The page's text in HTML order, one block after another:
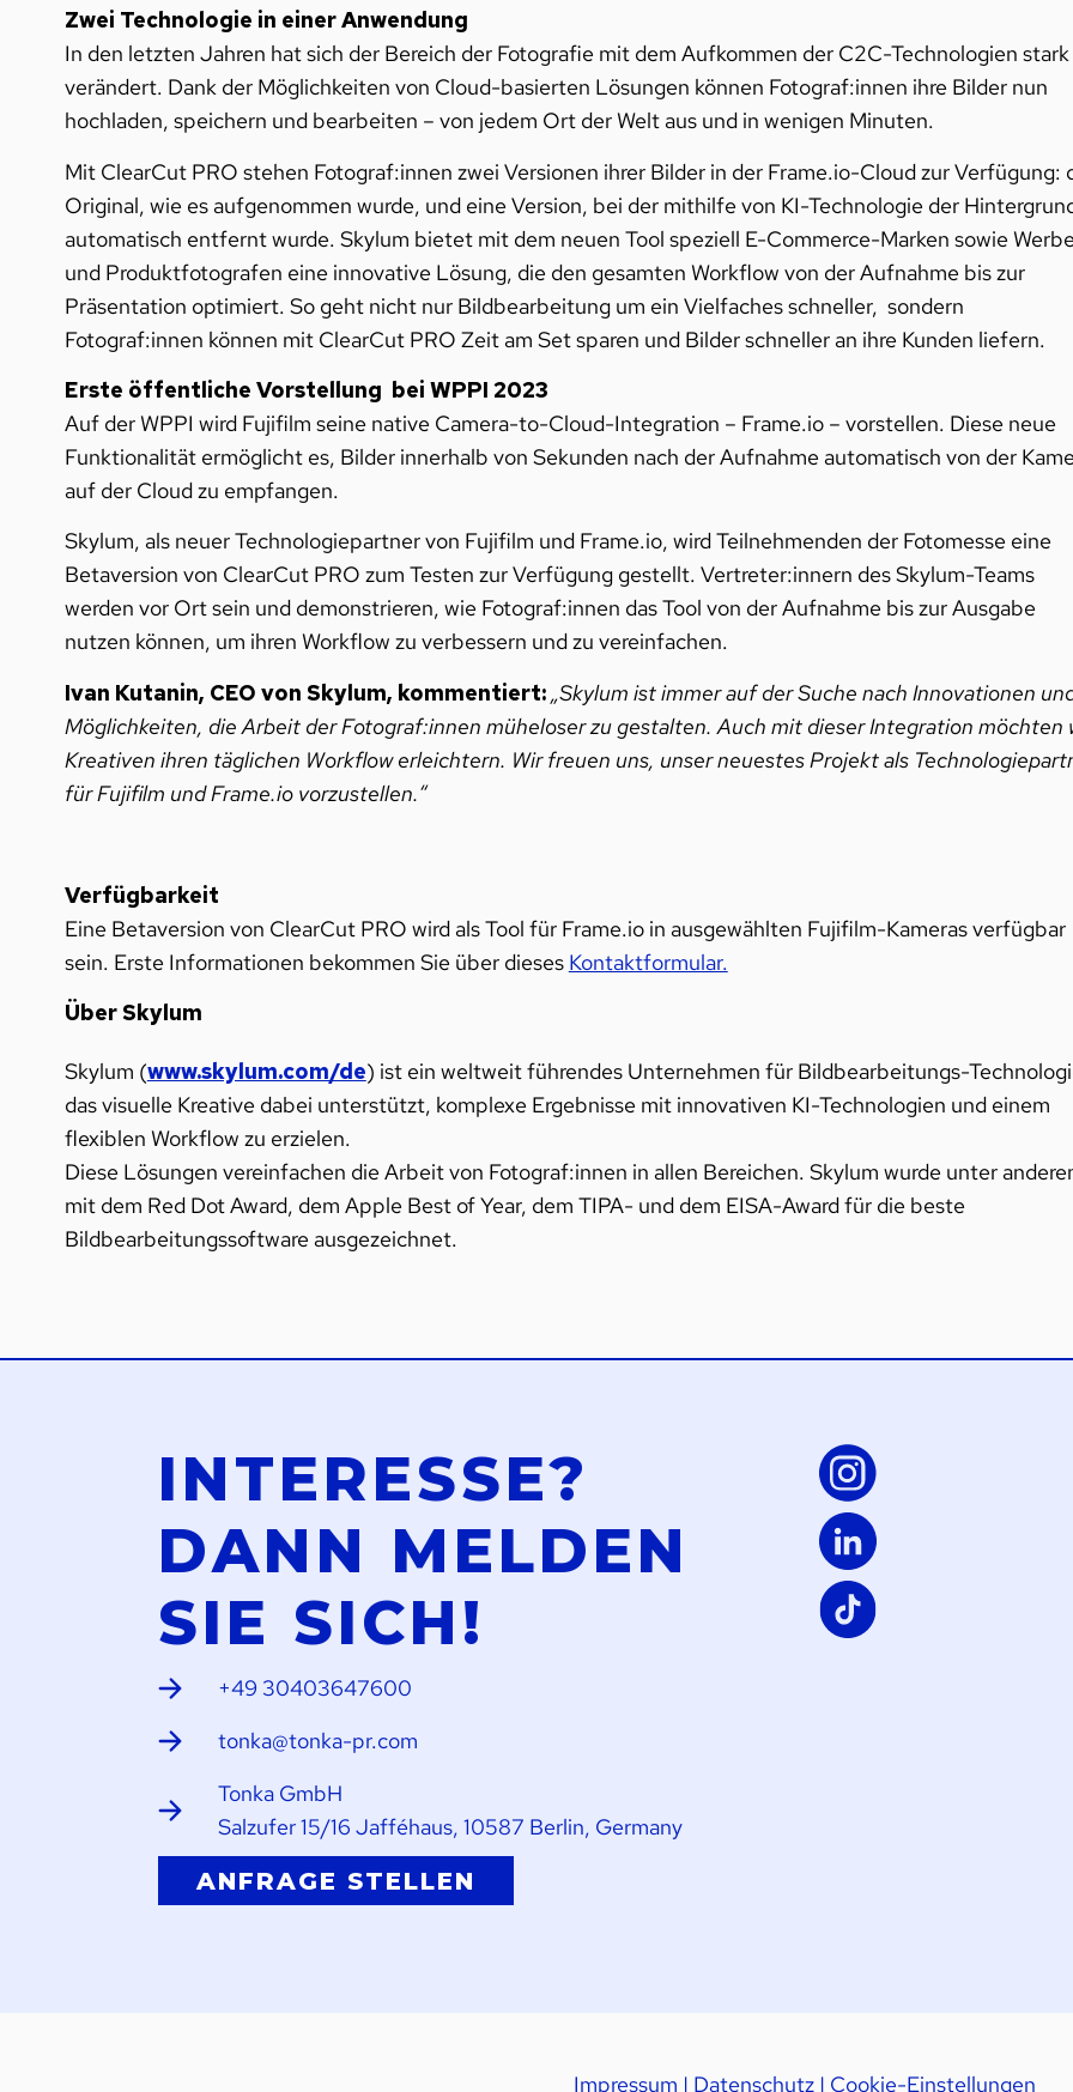
Zwei Technologie in einer Anwendung
In den letzten Jahren hat sich der Bereich der Fotografie mit dem Aufkommen der C2C-Technologien stark
verändert. Dank der Möglichkeiten von Cloud-basierten Lösungen können Fotograf:innen ihre Bilder nun
hochladen, speichern und bearbeiten – von jedem Ort der Welt aus und in wenigen Minuten.
Mit ClearCut PRO stehen Fotograf:innen zwei Versionen ihrer Bilder in der Frame.io-Cloud zur Verfügung:
Original, wie es aufgenommen wurde, und eine Version, bei der mithilfe von KI-Technologie der
automatisch entfernt wurde. Skylum bietet mit dem neuen Tool speziell E-Commerce-Marken sowie
und Produktfotografen eine innovative Lösung, die den gesamten Workflow von der Aufnahme bis zur
Präsentation optimiert. So geht nicht nur Bildbearbeitung um ein Vielfaches schneller, sondern
Fotograf:innen können mit ClearCut PRO Zeit am Set sparen und Bilder schneller an ihre Kunden liefern.
Erste öffentliche Vorstellung bei WPPI 2023
Auf der WPPI wird Fujifilm seine native Camera-to-Cloud-Integration – Frame.io – vorstellen. Diese neue
Funktionalität ermöglicht es, Bilder innerhalb von Sekunden nach der Aufnahme automatisch von der
auf der Cloud zu empfangen.
Skylum, als neuer Technologiepartner von Fujifilm und Frame.io, wird Teilnehmenden der Fotomesse eine
Betaversion von ClearCut PRO zum Testen zur Verfügung gestellt. Vertreter:innern des Skylum-Teams
werden vor Ort sein und demonstrieren, wie Fotograf:innen das Tool von der Aufnahme bis zur Ausgabe
nutzen können, um ihren Workflow zu verbessern und zu vereinfachen.
Ivan Kutanin, CEO von Skylum, kommentiert:„Skylum ist immer auf der Suche nach Innovationen
Möglichkeiten, die Arbeit der Fotograf:innen müheloser zu gestalten. Auch mit dieser Integration möchten
Kreativen ihren täglichen Workflow erleichtern. Wir freuen uns, unser neuestes Projekt als
für Fujifilm und Frame.io vorzustellen.“
Verfügbarkeit
Eine Betaversion von ClearCut PRO wird als Tool für Frame.io in ausgewählten Fujifilm-Kameras verfügbar
sein. Erste Informationen bekommen Sie über dieses Kontaktformular.
Über Skylum
Skylum (www.skylum.com/de) ist ein weltweit führendes Unternehmen für Bildbearbeitungs-
das visuelle Kreative dabei unterstützt, komplexe Ergebnisse mit innovativen KI-Technologien und einem
flexiblen Workflow zu erzielen.
Diese Lösungen vereinfachen die Arbeit von Fotograf:innen in allen Bereichen. Skylum wurde unter
mit dem Red Dot Award, dem Apple Best of Year, dem TIPA- und dem EISA-Award für die beste
Bildbearbeitungssoftware ausgezeichnet.
INTERESSE?
DANN MELDEN
SIE SICH!
+49 30403647600
tonka@tonka-pr.com
Tonka GmbH
Salzufer 15/16 Jafféhaus, 10587 Berlin, Germany
ANFRAGE STELLEN
Impressum | Datenschutz | Cookie-Einstellungen